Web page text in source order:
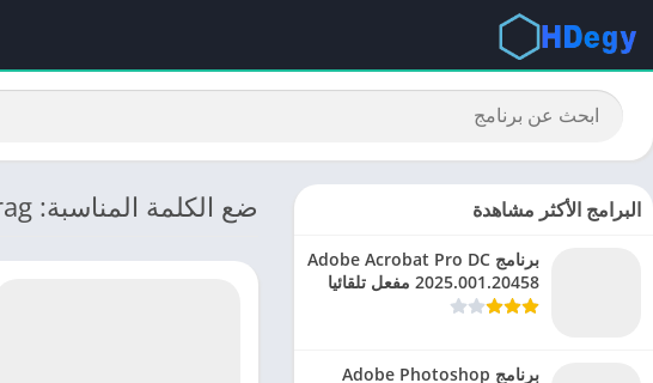
ضع الكلمة المناسبة: Defrag البرامج الأكثر مشاهدة
برنامج Adobe Acrobat Pro DC
2025.001.20458 مفعل تلقائيا
برنامج Adobe Photoshop